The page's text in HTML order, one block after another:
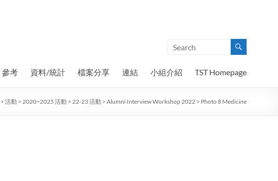
參考 資料/統計 檔案分享 連結 小組介紹 TST Homepage
> 活動 > 2020~2025 活動 > 22-23 活動 > Alumni Interview Workshop 2022 > Photo 8 Medicine